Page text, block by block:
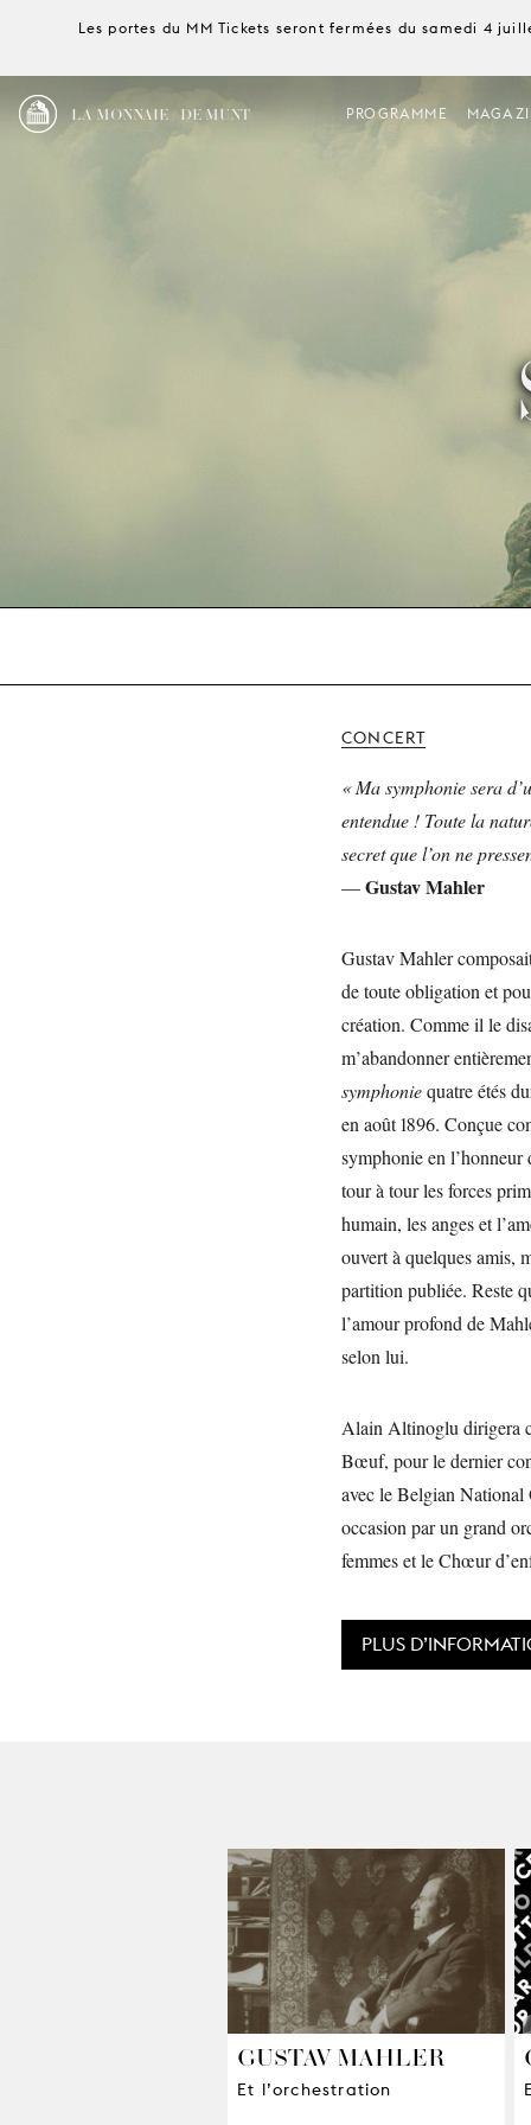
Les portes du MM Tickets seront fermées du samedi 4
LA MONNAIE / DE MUNT PROGRAMME
CONCERT
« Ma symphonie sera
entendue ! Toute la
secret que l’on ne
—Gustav Mahler
Gustav Mahler
de toute obligation et
création. Comme il le
m’abandonner
symphoniequatre étés
en août 1896. Conçue
symphonie en
tour à tour les forces
humain, les anges et
ouvert à quelques amis,
partition publiée. Reste
l’amour profond de
selon lui.
Alain Altinoglu dirigera
Bœuf, pour le dernier
avec le Belgian National
occasion par un grand
femmes et le Chœur
PLUS
GUSTAV MAHLER
Et l’orchestration